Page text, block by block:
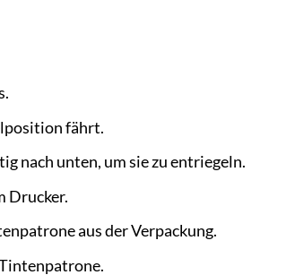
fährt.
nach unten, um sie zu entriegeln.
Drucker.
aus der Verpackung.